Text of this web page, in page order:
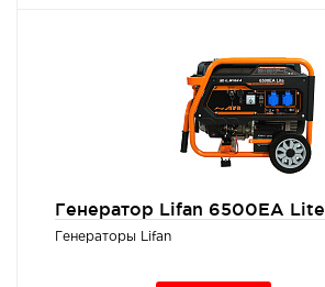
Генератор Lifan 6500EA Lite
Генераторы Lifan